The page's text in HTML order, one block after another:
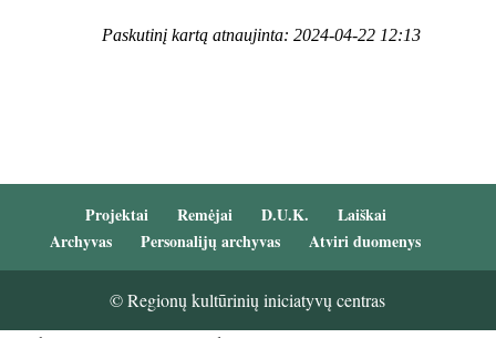
Paskutinį kartą atnaujinta: 2024-04-22 12:13
Projektai Remėjai D.U.K.
Laiškai
Archyvas
Personalijų archyvas Atviri duomenys
© Regionų kultūrinių iniciatyvų centras